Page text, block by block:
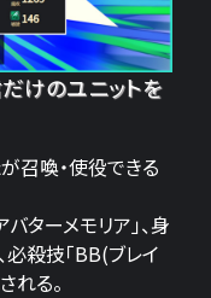
けのユニットを
召喚・使役できる
ターメモリア」、身
必殺技「BB(ブレイ
れる。